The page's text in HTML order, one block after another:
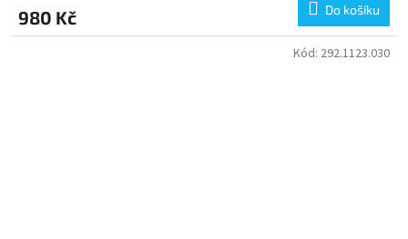
980 Kč Do košíku
Kód: 292.1123.030